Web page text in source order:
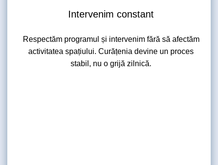
Intervenim constant
Respectăm programul și intervenim fără să afectăm
activitatea spațiului. Curățenia devine un proces
stabil, nu o grijă zilnică.